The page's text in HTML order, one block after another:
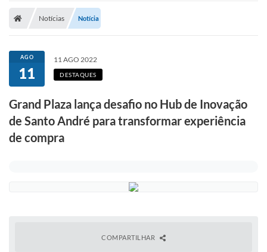
Portal de Serviços
Transparência
Ônibus
Consultar Processos
Contas Públicas
Contratos
Notícias Notícia
AGO
11
11 AGO 2022
DESTAQUES
Grand Plaza lança desafio no Hub de Inovação
de Santo André para transformar experiência
de compra
COMPARTILHAR